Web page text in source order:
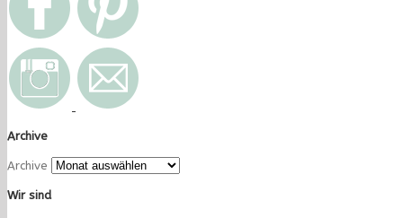
Archive
Archive
Wir sind